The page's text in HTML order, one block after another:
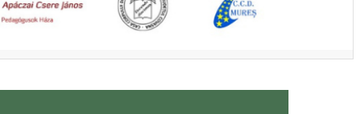
és perspektívái